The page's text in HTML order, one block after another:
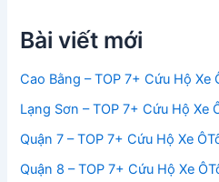
Bài viết mới
Cao Bằng – TOP 7+ Cứu Hộ Xe
Lạng Sơn – TOP 7+ Cứu Hộ Xe
Quận 7 – TOP 7+ Cứu Hộ Xe
Quận 8 – TOP 7+ Cứu Hộ Xe